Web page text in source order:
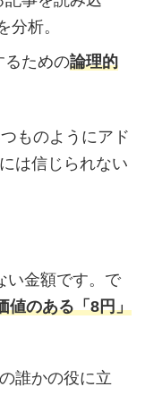
分析。
るための論理的
ものようにアド
は信じられない
い金額です。で
値のある「8円」
誰かの役に立